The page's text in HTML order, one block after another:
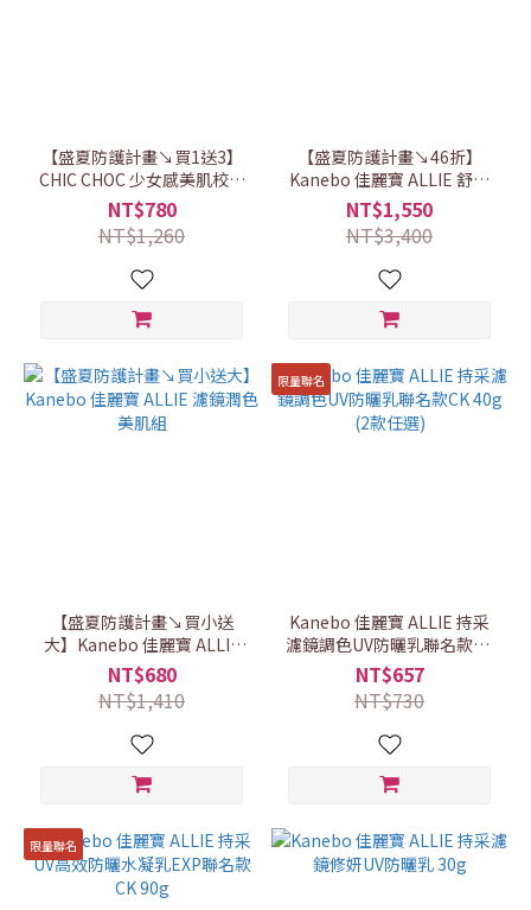
【盛夏防護計畫↘買1送3】
CHIC CHOC 少女感美肌校色
組(2色任選)
NT$780
NT$1,260
【盛夏防護計畫↘46折】
Kanebo 佳麗寶 ALLIE 舒涼
防曬超值組
NT$1,550
NT$3,400
【盛夏防護計畫↘買小送
大】Kanebo 佳麗寶 ALLIE
濾鏡潤色美肌組
NT$680
NT$1,410
限量聯名
Kanebo 佳麗寶 ALLIE 持采
濾鏡調色UV防曬乳聯名款CK
40g (2款任選)
NT$657
NT$730
限量聯名